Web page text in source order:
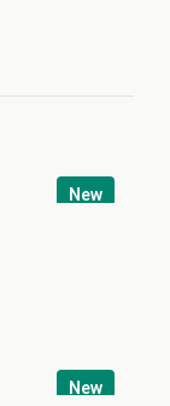
New
New